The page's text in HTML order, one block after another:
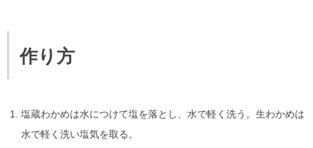
作り方
塩蔵わかめは水につけて塩を落とし、水で軽く洗う。生わかめは
水で軽く洗い塩気を取る。